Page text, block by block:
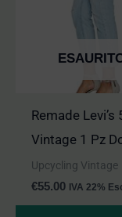
Remade Levi’s
Vintage 1 Pz
Upcycling Vintage
€55.00 IVA 22%